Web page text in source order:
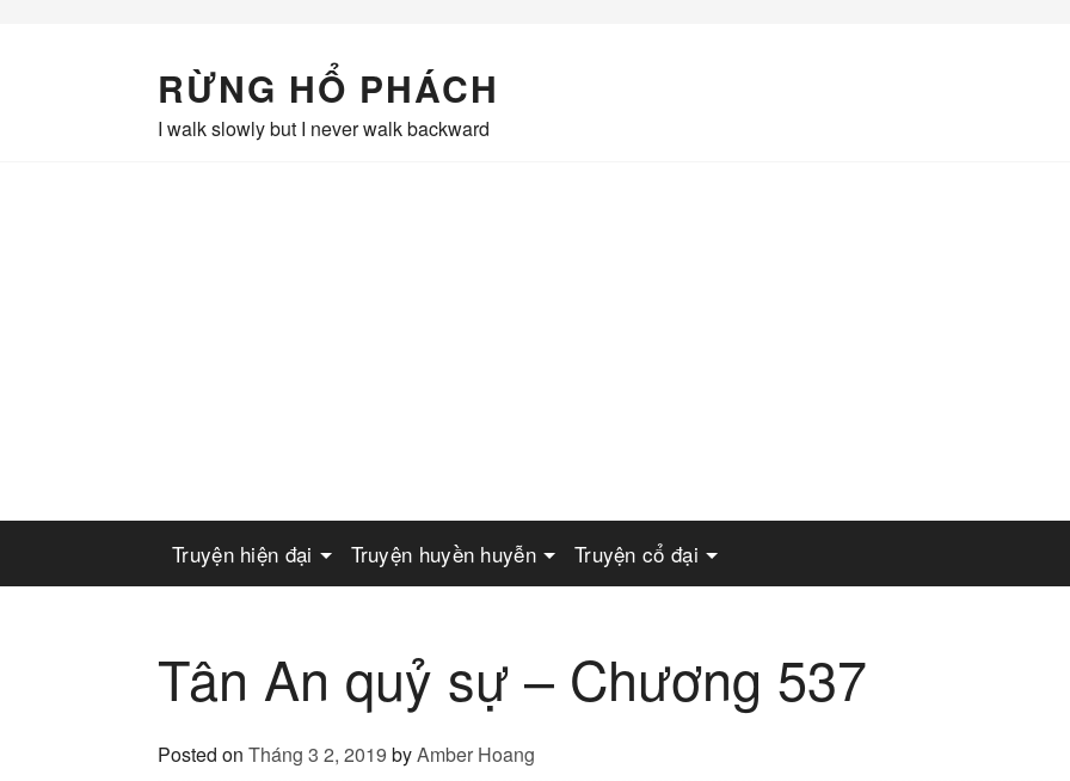
RỪNG HỔ PHÁCH
I walk slowly but I never walk backward
Truyện hiện đại Truyện huyền huyễn Truyện cổ đại
Tân An quỷ sự – Chương 537
Posted on Tháng 3 2, 2019 byAmber Hoang